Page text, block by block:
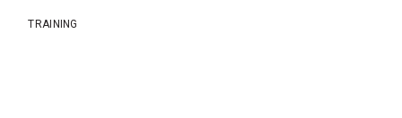
TRAINING